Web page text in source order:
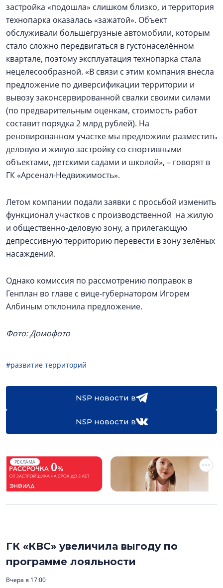
застройка «подошла» слишком близко, и территория
технопарка оказалась «зажатой». Объект
обслуживали большегрузные автомобили, которым
стало сложно передвигаться в густонаселённом
квартале, поэтому эксплуатация технопарка стала
нецелесообразной. «В связи с этим компания внесла
предложение по диверсификации территории и
вывозу законсервированной свалки своими силами
(по предварительным оценкам, стоимость работ
составит порядка 2 млрд рублей). На
реновированном участке мы предложили разместить
деловую и жилую застройку со спортивными
объектами, детскими садами и школой», – говорят в
ГК «Арсенал-Недвижимость».
Летом компании подали заявки с просьбой изменить
функционал участков с производственной на жилую
и общественно-деловую зону, а прилегающую
депрессивную территорию перевести в зону зелёных
насаждений.
Однако комиссия по рассмотрению поправок в
Генплан во главе с вице-губернатором Игорем
Албиным отклонила предложение.
Фото: Домофото
#развитие территорий
NSP новости в
NSP новости в
РЕКЛАМА
ГК «КВС» увеличила выгоду по
программе лояльности
Вчера в 17:00